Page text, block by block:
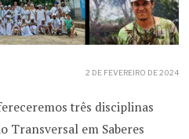
2 DE FEVEREIRO DE 2024
três disciplinas
Transversal em Saberes